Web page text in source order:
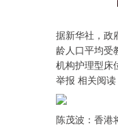
据新华社，政
龄人口平均受
机构护理型床
举报 相关阅读
陈茂波：香港